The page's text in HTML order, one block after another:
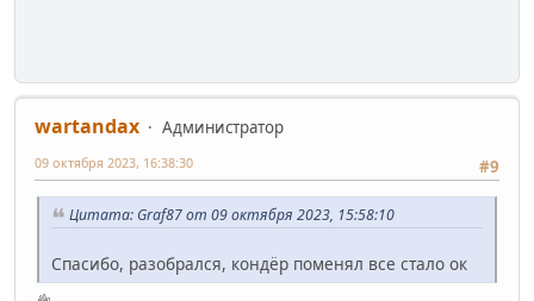
wartandax
Администратор
#9
09 октября 2023, 16:38:30
Цитата: Graf87 от 09 октября 2023, 15:58:10
Спасибо, разобрался, кондёр поменял все стало ок